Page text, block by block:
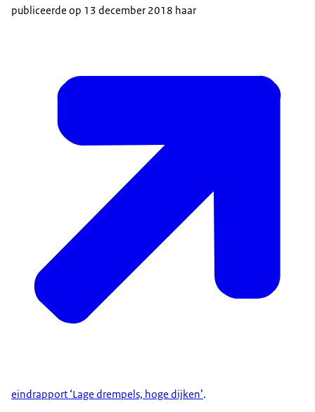
publiceerde op 13 december 2018 haar
eindrapport ‘Lage drempels, hoge dijken’.